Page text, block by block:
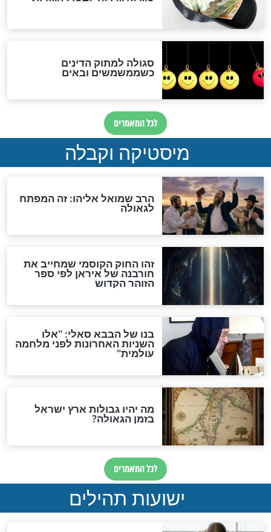
האם אפשר לחשב את הקץ?
מה יהיה בימות המשיח?
"לפני הגאולה תהיה אפיקורסות
והכחשה גדולה מאוד של
האמונה"
האם לאחר בוא המשיח יהיה
אפשר לחזור בתשובה?
לכל המאמרים
להמתקת הדינים וביטול
גזרות